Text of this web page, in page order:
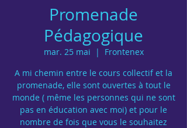
Promenade
Pédagogique
mar. 25 mai
  |
Frontenex
A mi chemin entre le cours collectif et la
promenade, elle sont ouvertes à tout le
monde ( même les personnes qui ne sont
pas en éducation avec moi) et pour le
nombre de fois que vous le souhaitez